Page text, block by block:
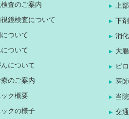
査のご案内
上
鏡検査について
下
ついて
消
ついて
大
について
ピ
のご案内
医
ク概要
当
クの様子
交